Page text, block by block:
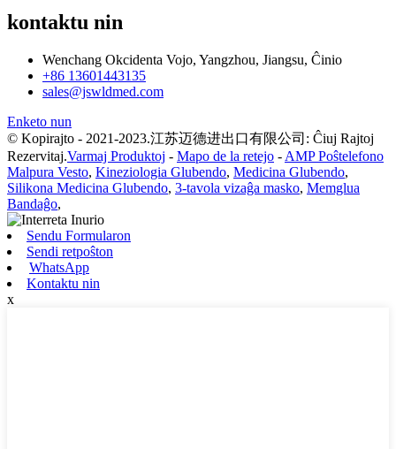
kontaktu nin
Wenchang Okcidenta Vojo, Yangzhou, Jiangsu, Ĉinio
+86 13601443135
sales@jswldmed.com
Enketo nun
© Kopirajto - 2021-2023.江苏迈德进出口有限公司: Ĉiuj Rajtoj
Rezervitaj.Varmaj Produktoj - Mapo de la retejo - AMP Poŝtelefono
Malpura Vesto, Kineziologia Glubendo, Medicina Glubendo,
Silikona Medicina Glubendo, 3-tavola vizaĝa masko, Memglua
Bandaĝo,
Sendu Formularon
Sendi retpoŝton
WhatsApp
Kontaktu nin
x